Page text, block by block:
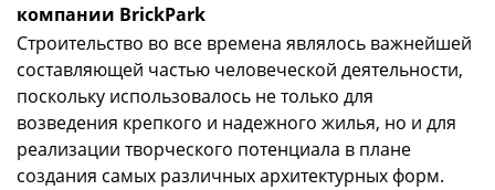
компании BrickPark
Строительство во все времена являлось важнейшей
составляющей частью человеческой деятельности,
поскольку использовалось не только для
возведения крепкого и надежного жилья, но и для
реализации творческого потенциала в плане
создания самых различных архитектурных форм.